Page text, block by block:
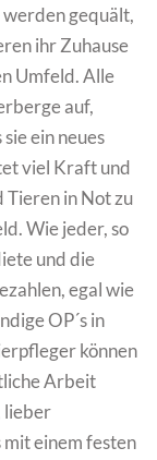
gequält,
ihr Zuhause
Umfeld. Alle
auf,
ein neues
viel Kraft und
Tieren in Not zu
Wie jeder, so
und die
egal wie
OP´s in
können
Arbeit
lieber
einem festen